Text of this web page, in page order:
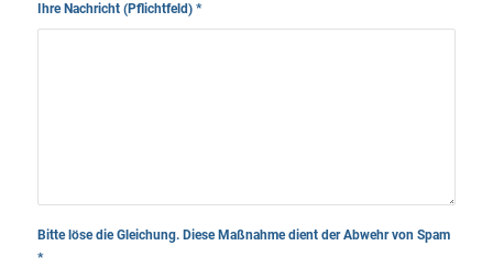
Ihre Nachricht (Pflichtfeld) *
Bitte löse die Gleichung. Diese Maßnahme dient der Abwehr von Spam
*